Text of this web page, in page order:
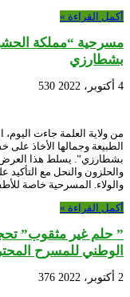
أكمل القراءة »
مسرحية “مملكة
بشطارزي
4 أكتوبر، 2022 530
من ولاية العلمة جاءت اليوم،
الطبيعة وجمالها الأخاذ
بشطارزي”. يسلط هذا العرض
والحلزون والنحل مع
والولاء. المسرحية خاصة
أكمل القراءة »
” حلم غير مثقوب”
الوطني للمسرح المحترف
2 أكتوبر، 2022 376